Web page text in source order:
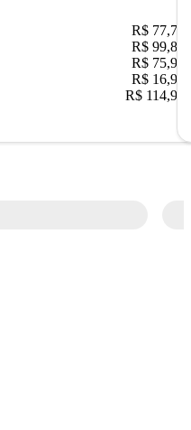
R$ 77,70
R$ 99,89
R$ 75,90
R$ 16,90
R$ 114,90